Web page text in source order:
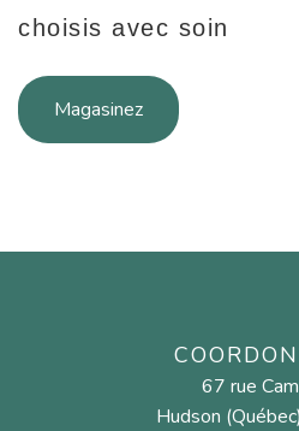
choisis avec soin
Magasinez
67 rue
Hudson